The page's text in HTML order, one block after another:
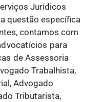
Jurídicos
questão específica
contamos com
para
de Assessoria
Trabalhista,
Advogado
Tributarista,